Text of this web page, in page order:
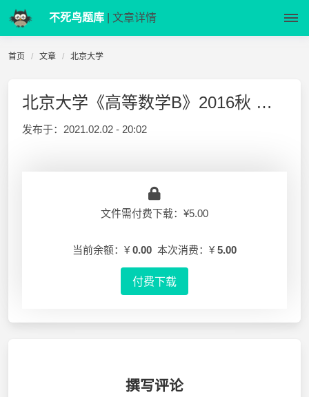
不死鸟题库 | 文章详情
首页 文章 北京大学
北京大学《高等数学B》2016秋 期中试卷 史逸
发布于： 2021.02.02 - 20:02
文件需付费下载：¥5.00
当前余额：¥ 0.00 本次消费：¥ 5.00
付费下载
撰写评论